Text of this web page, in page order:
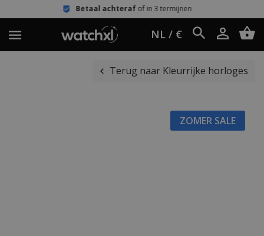
Betaal achteraf of in 3 termijnen
NL / €
Terug naar Kleurrijke horloges
ZOMER SALE